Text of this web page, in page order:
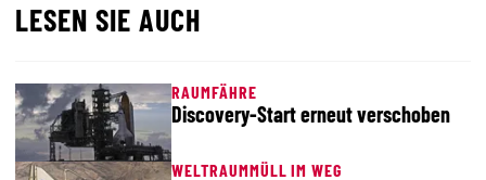
LESEN SIE AUCH
RAUMFÄHRE
Discovery-Start erneut verschoben
WELTRAUMMÜLL IM WEG